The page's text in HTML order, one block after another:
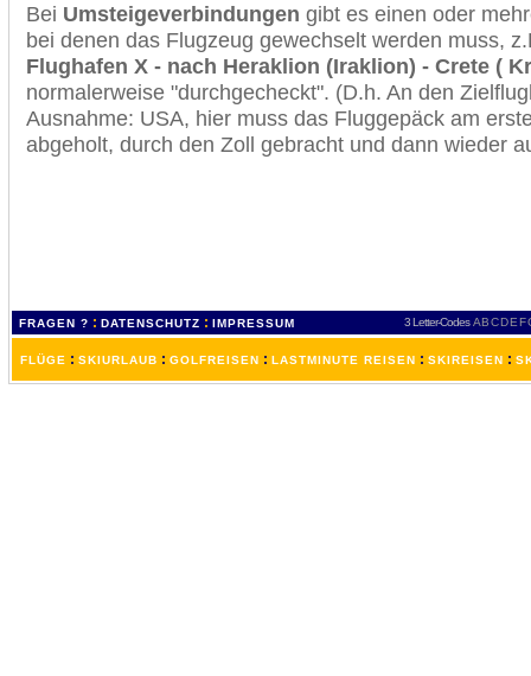
Bei Umsteigeverbindungen gibt es einen oder
bei denen das Flugzeug gewechselt werden muss,
Flughafen X - nach Heraklion (Iraklion) - Crete (
normalerweise "durchgecheckt". (D.h. An den
Ausnahme: USA, hier muss das Fluggepäck am
abgeholt, durch den Zoll gebracht und dann wieder
FRAGEN ? : DATENSCHUTZ : IMPRESSUM 3 Letter-Codes ABCDEF
FLÜGE : SKIURLAUB : GOLFREISEN : LASTMINUTE REISEN : SKIREISEN :